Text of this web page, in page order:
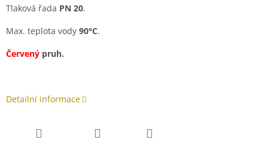
Tlaková řada PN 20.
Max. teplota vody 90°C.
Červený pruh.
Detailní informace